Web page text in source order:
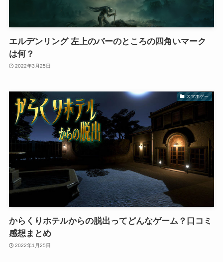
エルデンリング 左上のバーのところの四角いマーク
は何？
2022年3月25日
スマホゲー
からくりホテルからの脱出ってどんなゲーム？口コミ
感想まとめ
2022年1月25日